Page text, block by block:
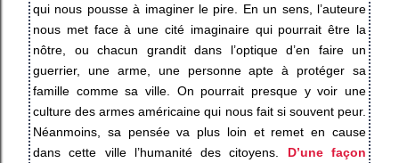
qui nous pousse à imaginer le pire. En un sens, l’auteure
nous met face à une cité imaginaire qui pourrait être la
nôtre, ou chacun grandit dans l’optique d’en faire un
guerrier, une arme, une personne apte à protéger sa
famille comme sa ville. On pourrait presque y voir une
culture des armes américaine qui nous fait si souvent peur.
Néanmoins, sa pensée va plus loin et remet en cause
dans cette ville l’humanité des citoyens. D’une façon